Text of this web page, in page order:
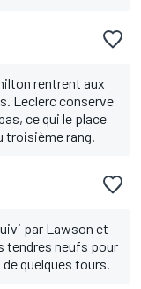
rentrent aux
Leclerc conserve
ce qui le place
troisième rang.
par Lawson et
tendres neufs pour
quelques tours.